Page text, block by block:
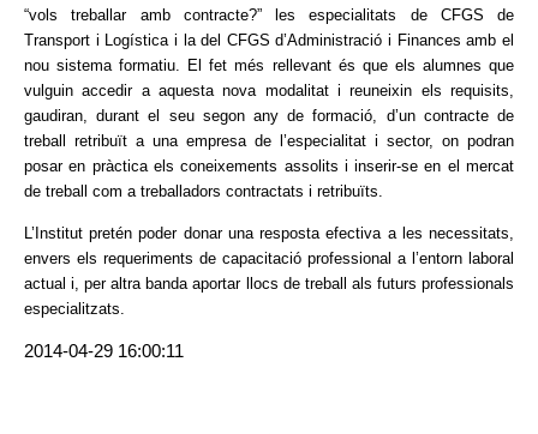
“vols treballar amb contracte?” les especialitats de CFGS de
Transport i Logística i la del CFGS d’Administració i Finances amb el
nou sistema formatiu. El fet més rellevant és que els alumnes que
vulguin accedir a aquesta nova modalitat i reuneixin els requisits,
gaudiran, durant el seu segon any de formació, d’un contracte de
treball retribuït a una empresa de l’especialitat i sector, on podran
posar en pràctica els coneixements assolits i inserir-se en el mercat
de treball com a treballadors contractats i retribuïts.
L’Institut pretén poder donar una resposta efectiva a les necessitats,
envers els requeriments de capacitació professional a l’entorn laboral
actual i, per altra banda aportar llocs de treball als futurs professionals
especialitzats.
2014-04-29 16:00:11